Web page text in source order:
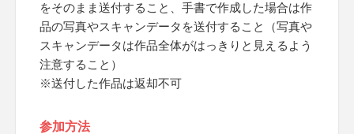
をそのまま送付すること、手書で作成した場合は作
品の写真やスキャンデータを送付すること（写真や
スキャンデータは作品全体がはっきりと見えるよう
注意すること）
※送付した作品は返却不可
参加方法